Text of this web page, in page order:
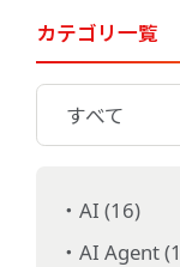
カテゴリ一覧
すべて
AI (16)
AI Agent